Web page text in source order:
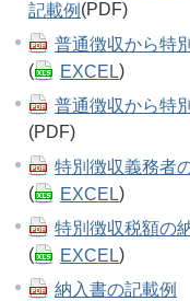
記載例(PDF)
普通徴収から特
(
EXCEL )
普通徴収から特
(PDF)
特別徴収義務者
(
EXCEL )
特別徴収税額の
(
EXCEL )
納入書の記載例